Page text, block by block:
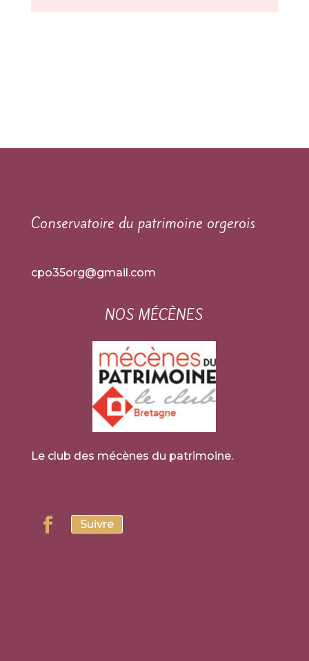
Conservatoire du patrimoine orgerois
cpo35org@gmail.com
NOS MÉCÈNES
Le club des mécènes du patrimoine.
Suivre